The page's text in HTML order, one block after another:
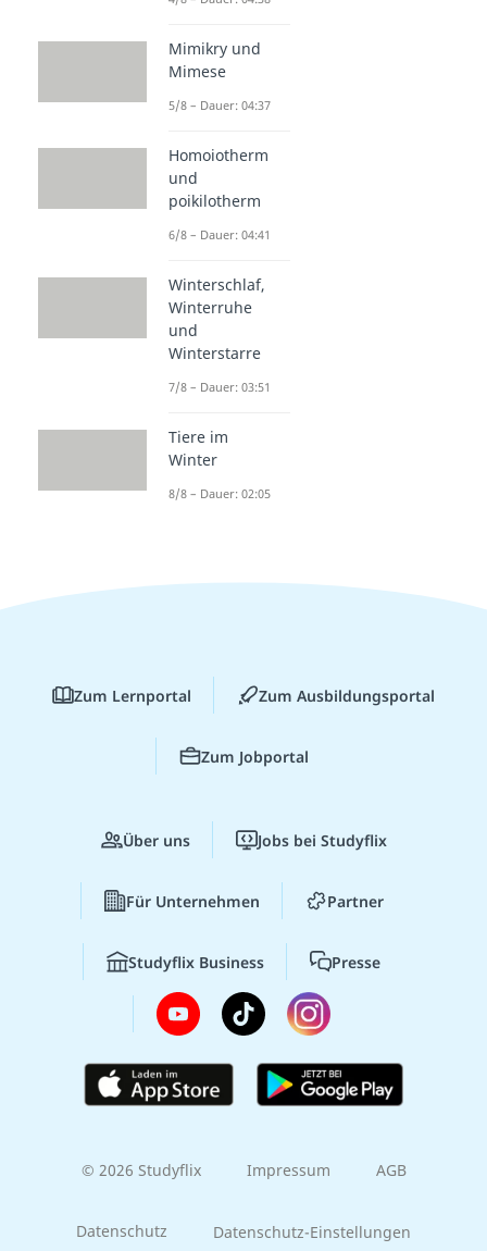
Mimikry und
Mimese
5/8 – Dauer: 04:37
Homoiotherm
und
poikilotherm
6/8 – Dauer: 04:41
Winterschlaf,
Winterruhe
und
Winterstarre
7/8 – Dauer: 03:51
Tiere im
Winter
8/8 – Dauer: 02:05
Zum Lernportal Zum Ausbildungsportal
Zum Jobportal
Über uns Jobs bei Studyflix
Für Unternehmen Partner
Studyflix Business Presse
© 2026 Studyflix Impressum AGB
Datenschutz Datenschutz-Einstellungen